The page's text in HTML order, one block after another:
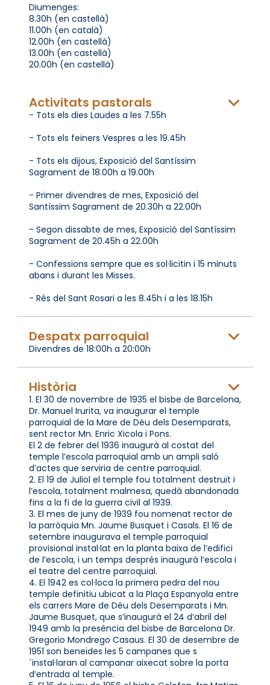
Diumenges:
8.30h (en castellà)
11.00h (en català)
12.00h (en castellà)
13.00h (en castellà)
20.00h (en castellà)
Activitats pastorals
- Tots els dies Laudes a les 7.55h
- Tots els feiners Vespres a les 19.45h
- Tots els dijous, Exposició del Santíssim
Sagrament de 18.00h a 19.00h
- Primer divendres de mes, Exposició del
Santíssim Sagrament de 20.30h a 22.00h
- Segon dissabte de mes, Exposició del Santíssim
Sagrament de 20.45h a 22.00h
- Confessions sempre que es sol·licitin i 15 minuts
abans i durant les Misses.
- Rés del Sant Rosari a les 8.45h i a les 18.15h
Despatx parroquial
Divendres de 18:00h a 20:00h
Història
1. El 30 de novembre de 1935 el bisbe de Barcelona,
Dr. Manuel Irurita, va inaugurar el temple
parroquial de la Mare de Déu dels Desemparats,
sent rector Mn. Enric Xicola i Pons.
El 2 de febrer del 1936 inaugurà al costat del
temple l’escola parroquial amb un ampli saló
d’actes que serviria de centre parroquial.
2. El 19 de Juliol el temple fou totalment destruït i
l’escola, totalment malmesa, quedà abandonada
fins a la fi de la guerra civil al 1939.
3. El mes de juny de 1939 fou nomenat rector de
la parròquia Mn. Jaume Busquet i Casals. El 16 de
setembre inaugurava el temple parroquial
provisional instal·lat en la planta baixa de l’edifici
de l’escola, i un temps després inaugurà l’escola i
el teatre del centre parroquial.
4. El 1942 es col·loca la primera pedra del nou
temple definitiu ubicat a la Plaça Espanyola entre
els carrers Mare de Déu dels Desemparats i Mn.
Jaume Busquet, que s’inaugurà el 24 d’abril del
1949 amb la presència del bisbe de Barcelona Dr.
Gregorio Mondrego Casaus. El 30 de desembre de
1951 son beneïdes les 5 campanes que s
´instal·laran al campanar aixecat sobre la porta
d’entrada al temple.